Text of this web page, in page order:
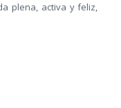
plena, activa y feliz,